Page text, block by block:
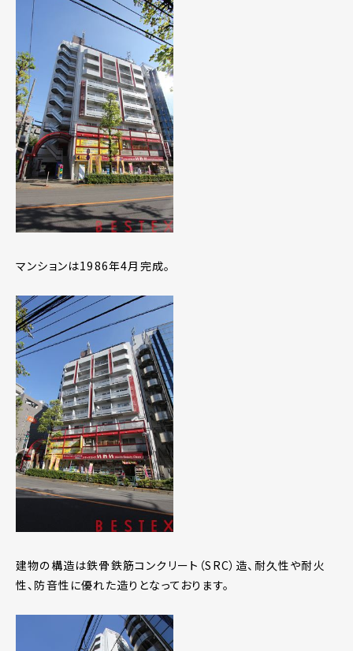
マンションは1986年4月完成。
建物の構造は鉄骨鉄筋コンクリート（SRC）造、耐久性や耐火
性、防音性に優れた造りとなっております。